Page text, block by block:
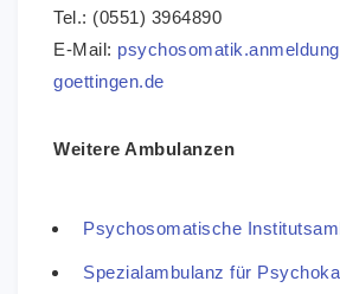
Tel.: (0551) 3964890
E-Mail:
goettingen.de
Weitere Ambulanzen
Psychosomatische
Spezialambulanz für